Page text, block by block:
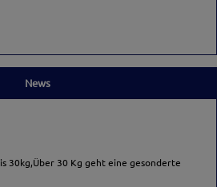
News
30kg,Über 30 Kg geht eine gesonderte